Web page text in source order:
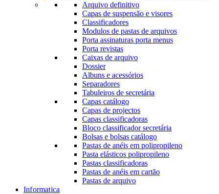
Arquivo definitivo
Capas de suspensão e visores
Classificadores
Modulos de pastas de arquivos
Porta assinaturas porta menus
Porta revistas
Caixas de arquivo
Dossier
Albuns e acessórios
Separadores
Tabuleiros de secretária
Capas catálogo
Capas de projectos
Capas classificadoras
Bloco classificador secretária
Bolsas e bolsas catálogo
Pastas de anéis em polipropileno
Pasta elásticos polipropileno
Pastas classificadoras
Pastas de anéis em cartão
Pastas de arquivo
Informatica